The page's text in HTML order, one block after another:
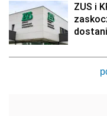
ZUS i